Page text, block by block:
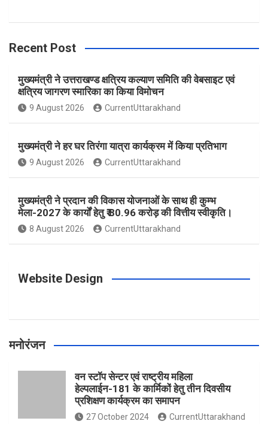
c
e
b
o
o
k
s
t
a
g
r
a
n
t
e
r
e
s
i
t
e
r
u
u
Recent Post
मुख्यमंत्री ने उत्तराखण्ड क्षत्रिय कल्याण समिति की वेबसाइट एवं
क्षत्रिय जागरण स्मारिका का किया विमोचन
9 August 2026 CurrentUttarakhand
मुख्यमंत्री ने हर घर तिरंगा यात्रा कार्यक्रम में किया प्रतिभाग
9 August 2026 CurrentUttarakhand
मुख्यमंत्री ने प्रदान की विकास योजनाओं के साथ ही कुम्भ
मेला-2027 के कार्यों हेतु ₹ 80.96 करोड़ की वित्तीय स्वीकृति।
8 August 2026 CurrentUttarakhand
Website Design
मनोरंजन
वन स्टॉप सेन्टर एवं राष्ट्रीय महिला
हेल्पलाईन-181 के कार्मिकों हेतु तीन दिवसीय
प्रशिक्षण कार्यक्रम का समापन
27 October 2024 CurrentUttarakhand